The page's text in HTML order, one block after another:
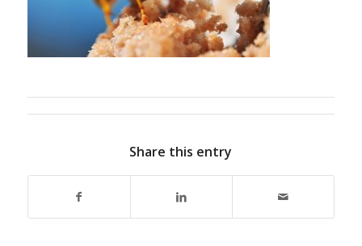
Share this entry